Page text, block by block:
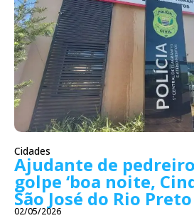
Cidades
Ajudante de
golpe ‘boa noite,
São José do Rio Preto
02/05/2026